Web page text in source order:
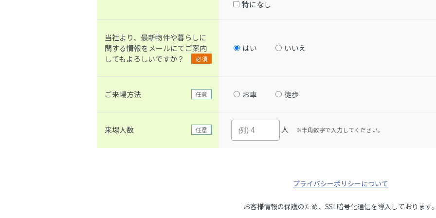
特になし
当社より、最新物件や暮らしに
関する情報をメールにてご案内
してもよろしいですか？
必須
はい いいえ
ご来場方法 任意 お車 徒歩
来場人数 任意 人 ※半角数字で入力してください。
プライバシーポリシーについて
お客様情報の保護のため、SSL暗号化通信を導入しております